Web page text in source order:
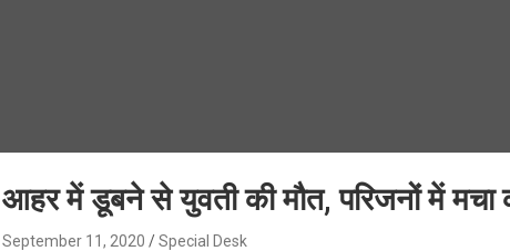
आहर में डूबने से युवती की मौत, परिजनों में मचा
September 11, 2020 Special Desk